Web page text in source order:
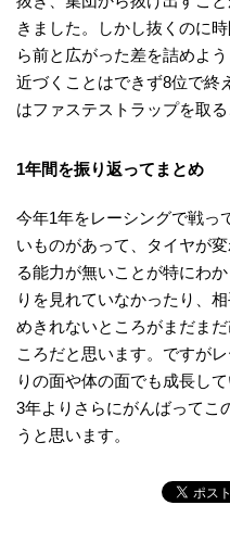
きました。しかし抜くのに
ら前と広がった差を詰めよ
近づくことはできず8位で終
はファステストラップを取る
1年間を振り返ってまとめ
今年1年をレーシングで戦っ
いものがあって、タイヤが
る能力が無いことが特にわ
りを見れていなかったり、
めきれないところがまだま
ころだと思います。ですが
りの面や体の面でも成長し
3年よりさらにがんばってこ
うと思います。